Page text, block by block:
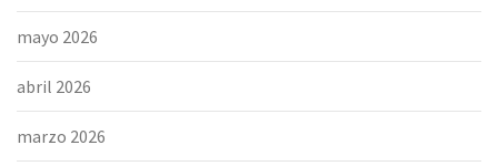
mayo 2026
abril 2026
marzo 2026